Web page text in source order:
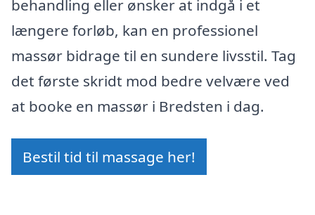
behandling eller ønsker at indgå i et
længere forløb, kan en professionel
massør bidrage til en sundere livsstil. Tag
det første skridt mod bedre velvære ved
at booke en massør i Bredsten i dag.
Bestil tid til massage her!